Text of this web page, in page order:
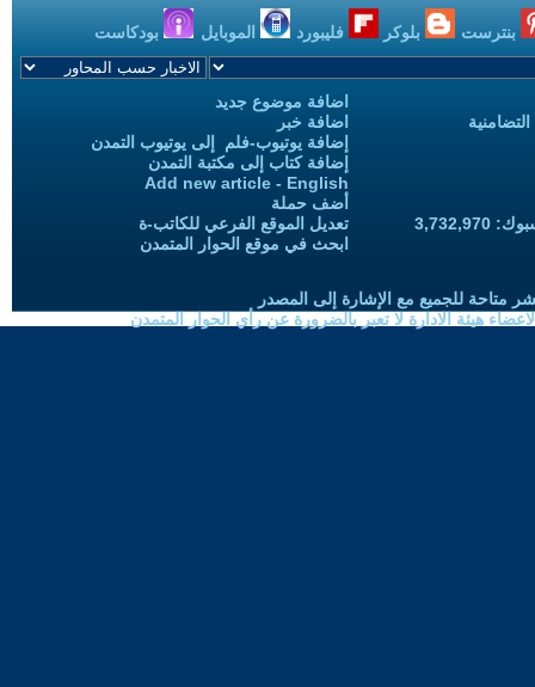
بنترست بلوكر فليبورد الموبايل بودكاست
اضافة موضوع جديد
اضافة خبر
إضافة يوتيوب-فلم إلى يوتيوب التمدن
إضافة كتاب إلى مكتبة التمدن
Add new article - English
أضف حملة
تعديل الموقع الفرعي للكاتب-ة
ابحث في موقع الحوار المتمدن
متاحة للجميع مع الإشارة إلى المصدر
هيئة الادارة لا تعبر بالضرورة عن رأي الحوار المتمدن